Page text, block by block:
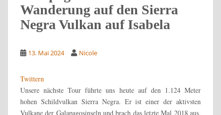
Wanderung auf den Sierra
Negra Vulkan auf Isabela
13. Mai 2024 Nicole
Twittern
Unsere nächste Tour führte uns heute auf den 1.124 Meter
hohen Schildvulkan Sierra Negra. Er ist einer der aktivsten
Vulkane der Galapagosinseln und brach das letzte Mal 2018 aus.